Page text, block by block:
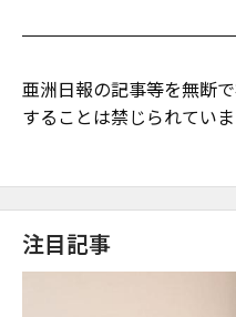
亜洲日報の記事等を無断
することは禁じられていま
注目記事